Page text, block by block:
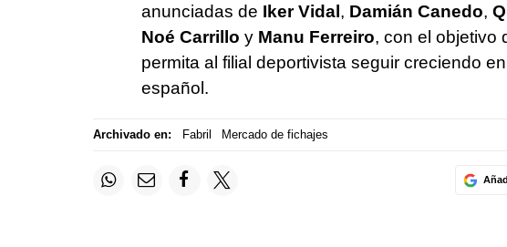
anunciadas de Iker Vidal, Damián Canedo,
Noé Carrillo yManu Ferreiro, con el objetivo
permita al filial deportivista seguir creciendo
español.
Archivado en: Fabril Mercado de fichajes